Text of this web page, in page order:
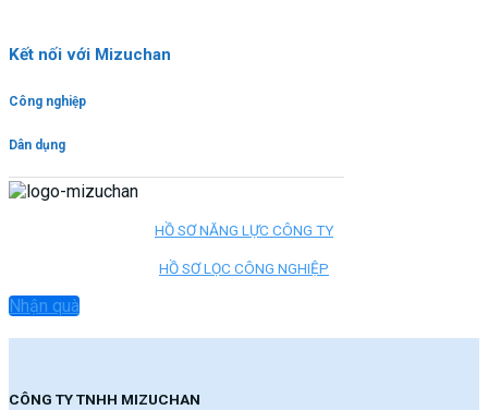
Kết nối với Mizuchan
Công nghiệp
Dân dụng
HỒ SƠ NĂNG LỰC CÔNG TY
HỒ SƠ LỌC CÔNG NGHIỆP
Nhận quà
CÔNG TY TNHH MIZUCHAN